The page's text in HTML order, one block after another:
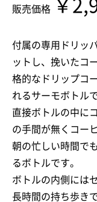
販売価格 ￥
付属の専用ドリッ
ットし、挽いたコ
格的なドリップコ
れるサーモボトルで
直接ボトルの中に
の手間が無くコー
朝の忙しい時間で
るボトルです。
ボトルの内側には
長時間の持ち歩き